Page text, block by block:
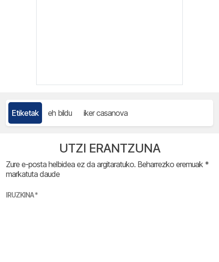
Etiketak eh bildu iker casanova
UTZI ERANTZUNA
Zure e-posta helbidea ez da argitaratuko. Beharrezko eremuak *
markatuta daude
IRUZKINA*